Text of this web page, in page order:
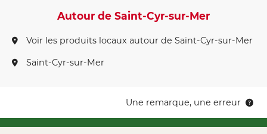
Autour de Saint-Cyr-sur-Mer
Voir les produits locaux autour de Saint-Cyr-sur-Mer
Saint-Cyr-sur-Mer
Une remarque, une erreur